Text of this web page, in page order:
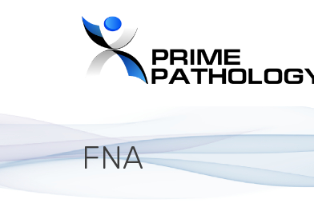
FNA